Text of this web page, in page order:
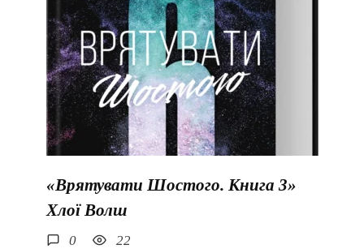
«Врятувати Шостого. Книга 3»
Хлої Волш
0 22